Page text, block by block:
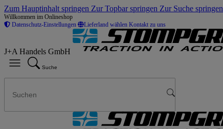
Zum Hauptinhalt springen Zur Topbar springen Zur Suche springen
Willkommen im Onlineshop
Datenschutz-Einstellungen
Lieferland wählen Kontakt zu uns
J+A Handels GmbH
Suche